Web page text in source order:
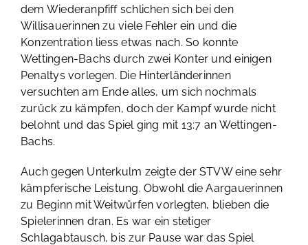
dem Wiederanpfiff schlichen sich bei den
Willisauerinnen zu viele Fehler ein und die
Konzentration liess etwas nach. So konnte
Wettingen-Bachs durch zwei Konter und einigen
Penaltys vorlegen. Die Hinterländerinnen
versuchten am Ende alles, um sich nochmals
zurück zu kämpfen, doch der Kampf wurde nicht
belohnt und das Spiel ging mit 13:7 an Wettingen-
Bachs.
Auch gegen Unterkulm zeigte der STVW eine sehr
kämpferische Leistung. Obwohl die Aargauerinnen
zu Beginn mit Weitwürfen vorlegten, blieben die
Spielerinnen dran. Es war ein stetiger
Schlagabtausch, bis zur Pause war das Spiel